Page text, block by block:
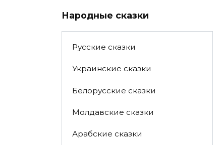
Народные сказки
Русские сказки
Украинские сказки
Белорусские сказки
Молдавские сказки
Арабские сказки